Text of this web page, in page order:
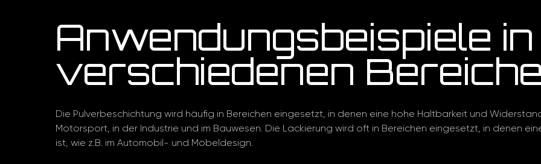
Anwendungsbeispiele in
verschiedenen
Die Pulverbeschichtung wird häufig in Bereichen eingesetzt, in denen eine hohe Haltbarkeit und
Motorsport, in der Industrie und im Bauwesen. Die Lackierung wird oft in Bereichen eingesetzt, in denen
ist, wie z.B. im Automobil- und Möbeldesign.